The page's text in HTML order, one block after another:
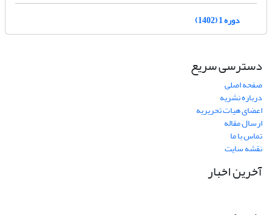
دوره 1 (1402)
دسترسی سریع
صفحه اصلی
درباره نشریه
اعضای هیات تحریریه
ارسال مقاله
تماس با ما
نقشه سایت
آخرین اخبار